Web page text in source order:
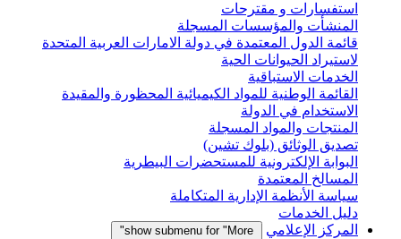
استفسارات و مقترحات
المنشأت والمؤسسات المسجلة
قائمة الدول المعتمدة في دولة الامارات العربية المتحدة
لاستيراد الحيوانات الحية
الخدمات الاستباقية
القائمة الوطنية للمواد الكيميائية المحظورة والمقيدة
الاستخدام في الدولة
المنتجات والمواد المسجلة
تصديق الوثائق (بلوك تشين)
البوابة الإلكترونية للمستحضرات البيطرية
المسالخ المعتمدة
سياسة الأنظمة الإدارية المتكاملة
دليل الخدمات
المركز الإعلامي
show submenu for "More"